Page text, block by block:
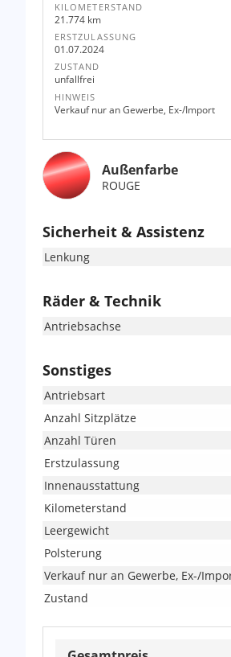
KILOMETERSTAND
21.774 km
ERSTZULASSUNG
01.07.2024
ZUSTAND
unfallfrei
HINWEIS
Verkauf nur an Gewerbe, Ex-/Import
Außenfarbe
ROUGE
Sicherheit & Assistenz
Lenkung
Räder & Technik
Antriebsachse
Sonstiges
Antriebsart
Anzahl Sitzplätze
Anzahl Türen
Erstzulassung
Innenausstattung
Kilometerstand
Leergewicht
Polsterung
Verkauf nur an Gewerbe, Ex-/
Zustand